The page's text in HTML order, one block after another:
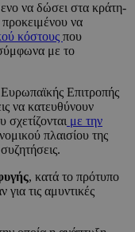
να δώσει στα κράτη-
προκειμένου να
κόστους που
με το
Επιτροπής
να κατευθύνουν
σχετίζονται με την
πλαισίου της
, κατά το πρότυπο
τις αμυντικές